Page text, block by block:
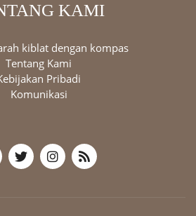
KAMI
kiblat dengan kompas
Tentang Kami
Pribadi
Komunikasi